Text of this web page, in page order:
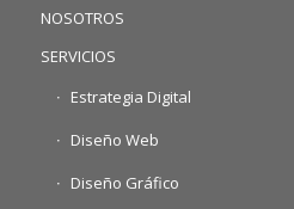
NOSOTROS
SERVICIOS
Estrategia Digital
Diseño Web
Diseño Gráfico